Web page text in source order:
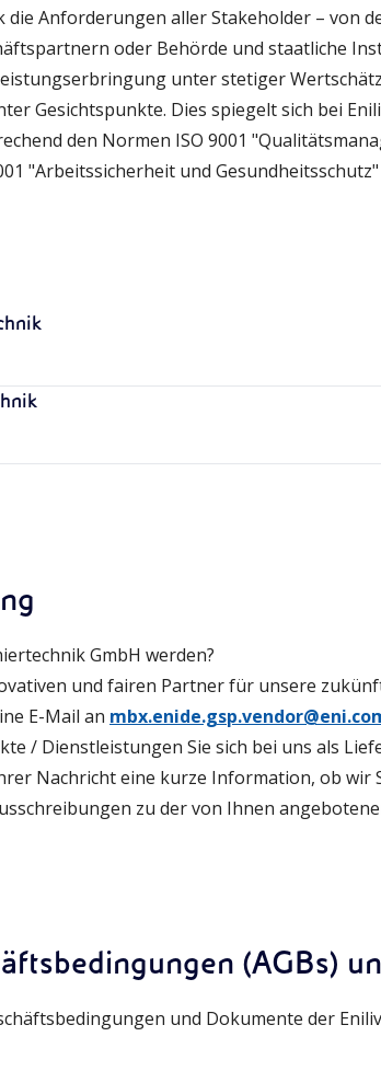
die Anforderungen aller Stakeholder – von
oder Behörde und staatliche
unter stetiger
Gesichtspunkte. Dies spiegelt sich bei
den Normen ISO 9001
"Arbeitssicherheit und
GmbH werden?
und fairen Partner für unsere
E-Mail an
/ Dienstleistungen Sie sich bei uns als
Nachricht eine kurze Information, ob
zu der von Ihnen
(AGBs)
und Dokumente der